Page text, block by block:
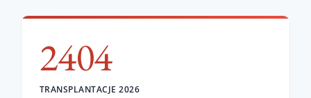
2404
TRANSPLANTACJE 2026